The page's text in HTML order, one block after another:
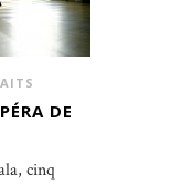
DE
cinq